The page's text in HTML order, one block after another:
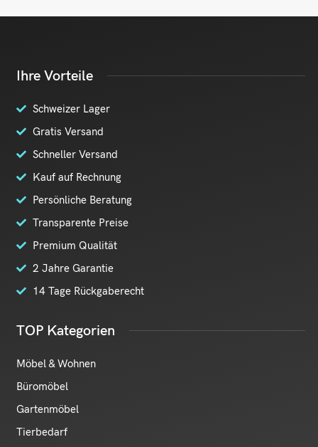
Ihre Vorteile
Schweizer Lager
Gratis Versand
Schneller Versand
Kauf auf Rechnung
Persönliche Beratung
Transparente Preise
Premium Qualität
2 Jahre Garantie
14 Tage Rückgaberecht
TOP Kategorien
Möbel & Wohnen
Büromöbel
Gartenmöbel
Tierbedarf